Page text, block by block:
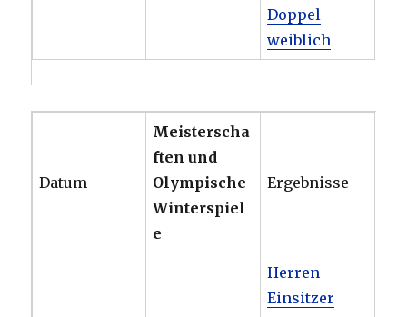
Doppel
weiblich
Datum
Meisterscha
ften und
Olympische
Winterspiel
e
Ergebnisse
Herren
Einsitzer